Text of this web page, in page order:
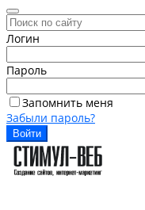
Логин
Пароль
Запомнить меня
Забыли пароль?